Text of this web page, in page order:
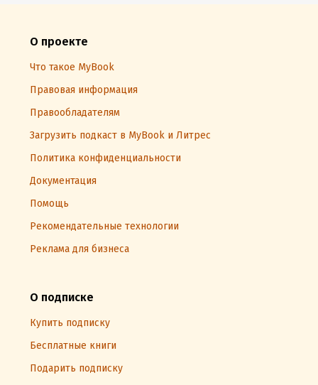
О проекте
Что такое MyBook
Правовая информация
Правообладателям
Загрузить подкаст в MyBook и Литрес
Политика конфиденциальности
Документация
Помощь
Рекомендательные технологии
Реклама для бизнеса
О подписке
Купить подписку
Бесплатные книги
Подарить подписку